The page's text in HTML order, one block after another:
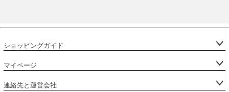
ショッピングガイド
マイページ
連絡先と運営会社